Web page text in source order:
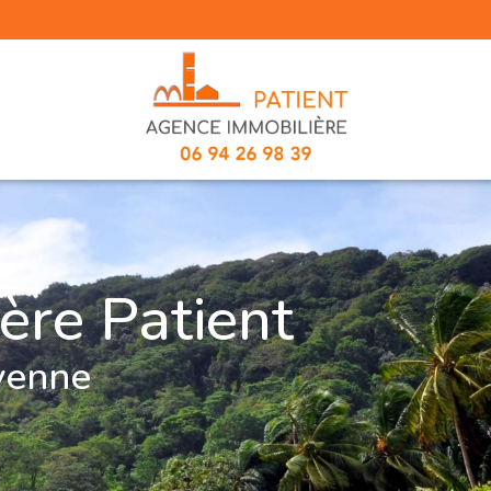
Patient